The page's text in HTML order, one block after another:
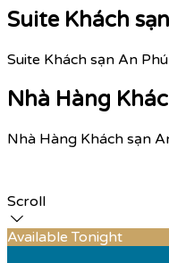
Suite Khách
Suite Khách sạn An Phú
Nhà Hàng
Nhà Hàng Khách sạn
Scroll
Available Tonight